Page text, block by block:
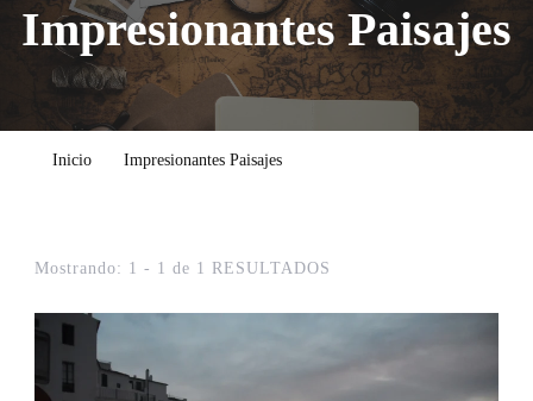
Impresionantes Paisajes
Inicio Impresionantes Paisajes
Mostrando: 1 - 1 de 1 RESULTADOS